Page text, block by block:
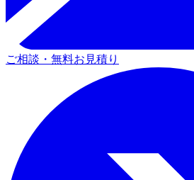
ご相談・無料お見積り